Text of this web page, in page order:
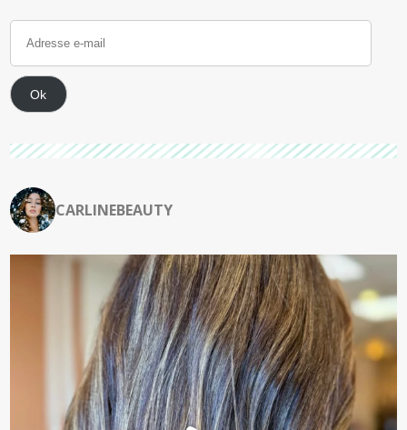
Ok
CARLINEBEAUTY